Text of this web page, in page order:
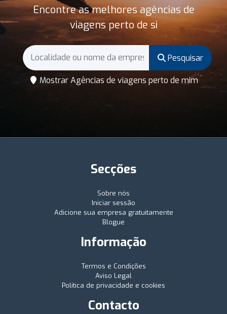
Encontre as melhores agências de
viagens perto de si
Pesquisar
Mostrar Agências de viagens perto de mim
Secções
Sobre nós
Iniciar sessão
Adicione sua empresa gratuitamente
Blogue
Informação
Termos e Condições
Aviso Legal
Política de privacidade e cookies
Contacto